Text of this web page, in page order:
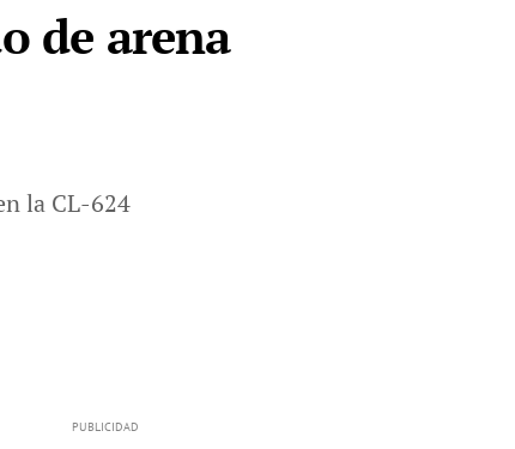
de arena
la CL-624